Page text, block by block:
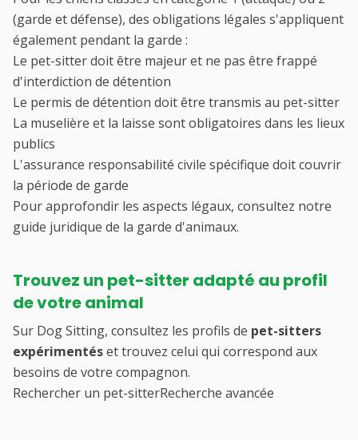
(garde et défense), des obligations légales s'appliquent
également pendant la garde :
Le pet-sitter doit être majeur et ne pas être frappé
d'interdiction de détention
Le permis de détention doit être transmis au pet-sitter
La muselière et la laisse sont obligatoires dans les lieux
publics
L'assurance responsabilité civile spécifique doit couvrir
la période de garde
Pour approfondir les aspects légaux, consultez notre
guide juridique de la garde d'animaux.
Trouvez un pet-sitter adapté au profil
de votre animal
Sur Dog Sitting, consultez les profils de pet-sitters
expérimentéset trouvez celui qui correspond aux
besoins de votre compagnon.
Rechercher un pet-sitterRecherche avancée